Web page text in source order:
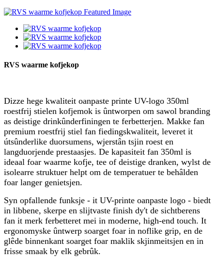
RVS waarme kofjekop
Dizze hege kwaliteit oanpaste printe UV-logo 350ml
roestfrij stielen kofjemok is ûntworpen om sawol branding
as deistige drinkûnderfiningen te ferbetterjen. Makke fan
premium roestfrij stiel fan fiedingskwaliteit, leveret it
útsûnderlike duorsumens, wjerstân tsjin roest en
langduorjende prestaasjes. De kapasiteit fan 350ml is
ideaal foar waarme kofje, tee of deistige dranken, wylst de
isolearre struktuer helpt om de temperatuer te behâlden
foar langer genietsjen.
Syn opfallende funksje - it UV-printe oanpaste logo - biedt
in libbene, skerpe en slijtvaste finish dy't de sichtberens
fan it merk ferbetteret mei in moderne, high-end touch. It
ergonomyske ûntwerp soarget foar in noflike grip, en de
glêde binnenkant soarget foar maklik skjinmeitsjen en in
frisse smaak by elk gebrûk.